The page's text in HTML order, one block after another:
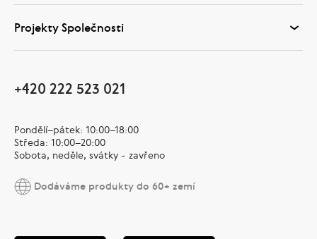
Projekty Společnosti
+420 222 523 021
Pondělí–pátek: 10:00–18:00
Středa: 10:00–20:00
Sobota, neděle, svátky - zavřeno
Dodáváme produkty do 60+ zemí